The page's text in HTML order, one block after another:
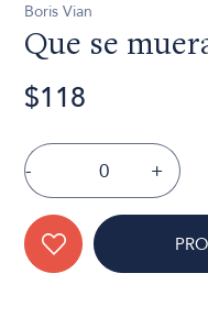
Boris Vian
Que se
$118
- +